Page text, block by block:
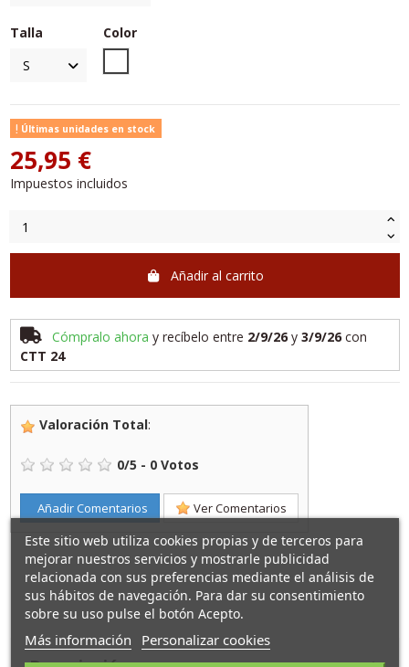
Talla
Color
Últimas unidades en stock
25,95 €
Impuestos incluidos
Añadir al carrito
Cómpralo ahora y recíbelo entre 2/9/26y 3/9/26 con
CTT 24
Valoración Total:
0/5 - 0 Votos
Añadir Comentarios Ver Comentarios
Este sitio web utiliza cookies propias y de terceros para
mejorar nuestros servicios y mostrarle publicidad
relacionada con sus preferencias mediante el análisis de
sus hábitos de navegación. Para dar su consentimiento
sobre su uso pulse el botón Acepto.
Más información Personalizar cookies